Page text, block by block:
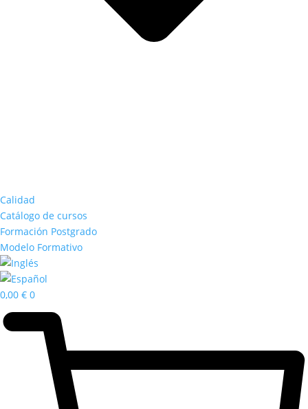
Calidad
Catálogo de cursos
Formación Postgrado
Modelo Formativo
0,00 € 0